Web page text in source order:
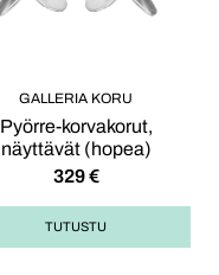
GALLERIA KORU
Pyörre-korvakorut,
näyttävät (hopea)
329€
TUTUSTU